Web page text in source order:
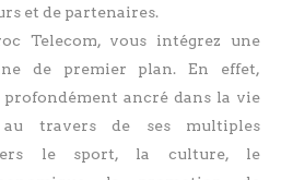
et de partenaires.
Telecom, vous intégrez une
de premier plan. En effet,
profondément ancré dans la vie
travers de ses multiples
le sport, la culture, le